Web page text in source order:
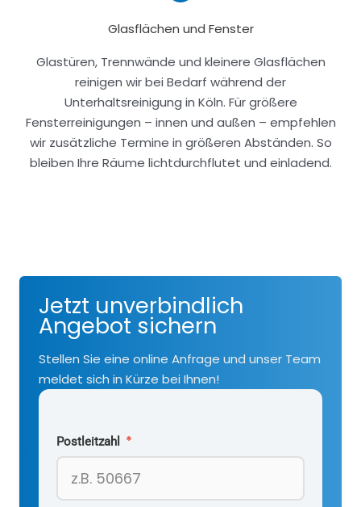
Glasflächen und Fenster
Glastüren, Trennwände und kleinere Glasflächen
reinigen wir bei Bedarf während der
Unterhaltsreinigung in Köln. Für größere
Fensterreinigungen – innen und außen – empfehlen
wir zusätzliche Termine in größeren Abständen. So
bleiben Ihre Räume lichtdurchflutet und einladend.
Jetzt unverbindlich
Angebot sichern
Stellen Sie eine online Anfrage und unser Team
meldet sich in Kürze bei Ihnen!
Postleitzahl *